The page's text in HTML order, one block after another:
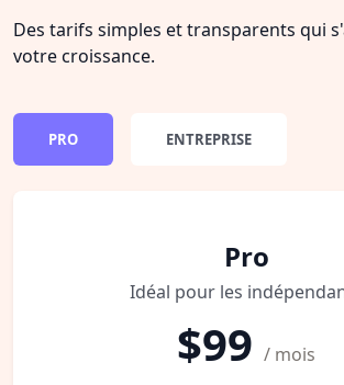
Des tarifs simples et transparents qui
votre croissance.
PRO ENTREPRISE
Pro
Idéal pour les
$99 / mois